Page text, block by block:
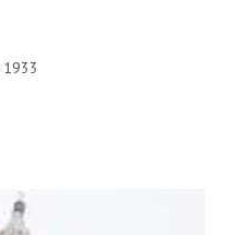
1933